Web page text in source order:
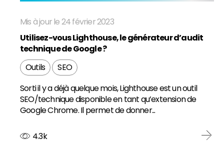
Mis à jour le 24 février 2023
Utilisez-vous Lighthouse, le générateur d’audit
technique de Google ?
Outils
SEO
Sorti il y a déjà quelque mois, Lighthouse est un outil
SEO/technique disponible en tant qu’extension de
Google Chrome. Il permet de donner...
4.3k